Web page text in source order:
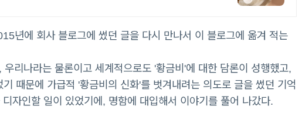
년에 회사 블로그에 썼던 글을 다시 만나서 이 블로그에 옮겨 적는
리나라는 물론이고 세계적으로도 '황금비'에 대한 담론이 성행했고,
때문에 가급적 '황금비의 신화'를 벗겨내려는 의도로 글을 썼던 기억
자인할 일이 있었기에, 명함에 대입해서 이야기를 풀어 나갔다.